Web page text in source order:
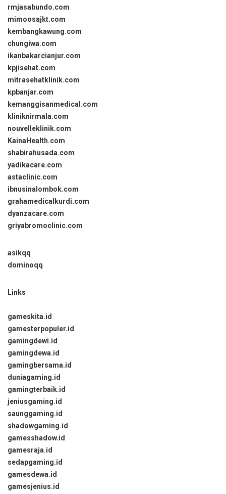
rmjasabundo.com
mimoosajkt.com
kembangkawung.com
chungiwa.com
ikanbakarcianjur.com
kpjisehat.com
mitrasehatklinik.com
kpbanjar.com
kemanggisanmedical.com
kliniknirmala.com
nouvelleklinik.com
KainaHealth.com
shabirahusada.com
yadikacare.com
astaclinic.com
ibnusinalombok.com
grahamedicalkurdi.com
dyanzacare.com
griyabromoclinic.com
asikqq
dominoqq
Links
gameskita.id
gamesterpopuler.id
gamingdewi.id
gamingdewa.id
gamingbersama.id
duniagaming.id
gamingterbaik.id
jeniusgaming.id
saunggaming.id
shadowgaming.id
gamesshadow.id
gamesraja.id
sedapgaming.id
gamesdewa.id
gamesjenius.id